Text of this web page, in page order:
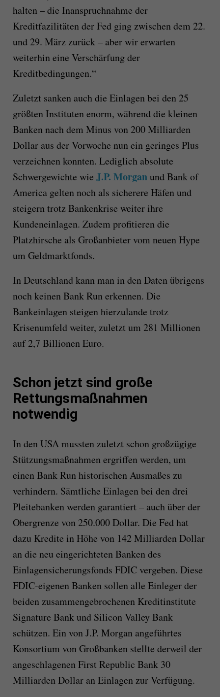
halten–die Inanspruchnahme der
Kreditfazilitäten der Fed ging zwischen dem 22.
und 29. März zurück–aber wir erwarten
weiterhin eine Verschärfung der
Kreditbedingungen.“
Zuletzt sanken auch die Einlagen bei den 25
größten Instituten enorm, während die kleinen
Banken nach dem Minus von 200 Milliarden
Dollar aus der Vorwoche nunein geringes Plus
verzeichnen konnten. Lediglich absolute
Schwergewichte wie J.P. Morganund Bank of
America gelten noch als sicherere Häfen und
steigern trotz Bankenkrise weiterihre
Kundeneinlagen. Zudem profitieren die
Platzhirsche als Großanbieter vom neuen Hype
um Geldmarktfonds.
In Deutschland kann man in den Daten übrigens
noch keinen Bank Run erkennen. Die
Bankeinlagen steigen hierzulande trotz
Krisenumfeld weiter, zuletzt um 281 Millionen
auf 2,7 BillionenEuro.
Schon jetzt sind große
Rettungsmaßnahmen
notwendig
In den USA mussten zuletzt schon großzügige
Stützungsmaßnahmen ergriffen werden, um
einen Bank Run historischen Ausmaßes zu
verhindern. Sämtliche Einlagen bei den drei
Pleitebanken werden garantiert – auch über der
Obergrenze von 250.000 Dollar. Die Fed hat
dazu Kredite inHöhe von 142 Milliarden Dollar
andie neu eingerichteten Banken des
Einlagensicherungsfonds FDIC vergeben. Diese
FDIC-eigenen Banken sollen alle Einleger der
beiden zusammengebrochenen Kreditinstitute
Signature Bank und Silicon Valley Bank
schützen. Ein von J.P. Morgan angeführtes
Konsortium von Großbanken stellte derweil der
angeschlagenen First Republic Bank 30
Milliarden Dollar an Einlagen zur Verfügung.